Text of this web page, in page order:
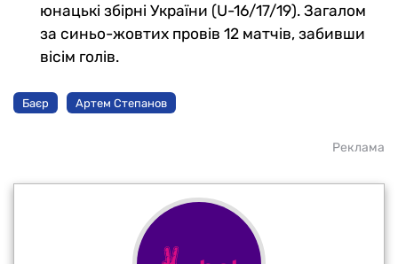
юнацькі збірні України (U-16/17/19). Загалом
за синьо-жовтих провів 12 матчів, забивши
вісім голів.
Баєр Артем Степанов
Реклама